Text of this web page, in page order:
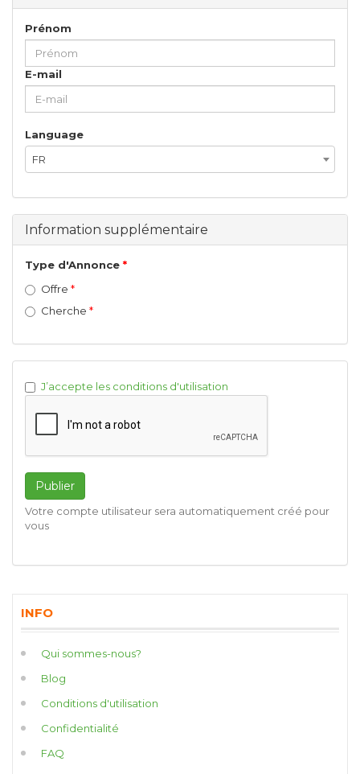
Prénom
E-mail
Language
FR
Information supplémentaire
Type d'Annonce
Offre
Cherche
J’accepte les conditions d'utilisation
Publier
Votre compte utilisateur sera automatiquement créé pour
vous
INFO
Qui sommes-nous?
Blog
Conditions d'utilisation
Confidentialité
FAQ